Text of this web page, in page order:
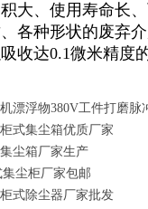
大、使用寿命长
各种形状的废弃
收达0.1微米精度
漂浮物380V工件打磨脉
式集尘箱优质厂家
尘箱厂家生产
尘柜厂家包邮
式除尘器厂家批发